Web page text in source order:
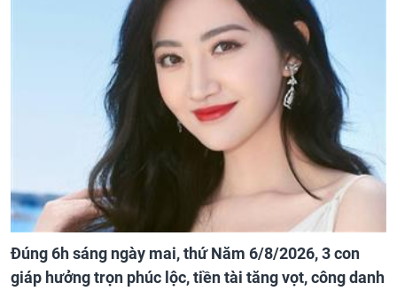
Đúng 6h sáng ngày mai, thứ Năm 6/8/2026, 3 con
giáp hưởng trọn phúc lộc, tiền tài tăng vọt, công danh